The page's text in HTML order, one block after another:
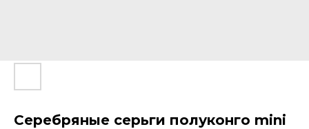
Серебряные серьги полуконго mini